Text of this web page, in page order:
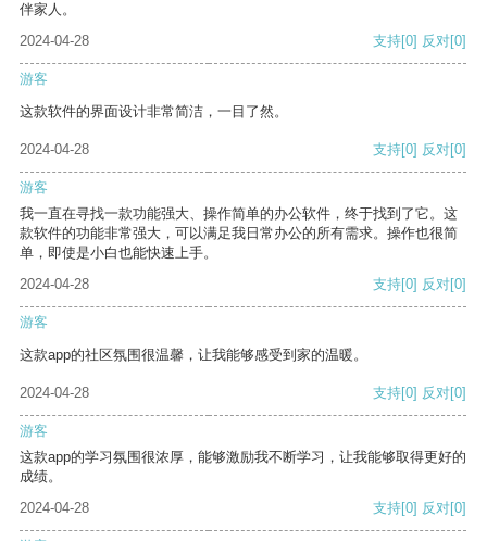
伴家人。
2024-04-28
支持[0] 反对[0]
游客
这款软件的界面设计非常简洁，一目了然。
2024-04-28 支持[0] 反对[0]
游客
我一直在寻找一款功能强大、操作简单的办公软件，终于找到了它。这
款软件的功能非常强大，可以满足我日常办公的所有需求。操作也很简
单，即使是小白也能快速上手。
2024-04-28
支持[0] 反对[0]
游客
这款app的社区氛围很温馨，让我能够感受到家的温暖。
2024-04-28 支持[0] 反对[0]
游客
这款app的学习氛围很浓厚，能够激励我不断学习，让我能够取得更好的
成绩。
2024-04-28
支持[0] 反对[0]